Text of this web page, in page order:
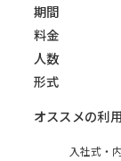
期間
料金
人数
形式
オススメの利
入社式・